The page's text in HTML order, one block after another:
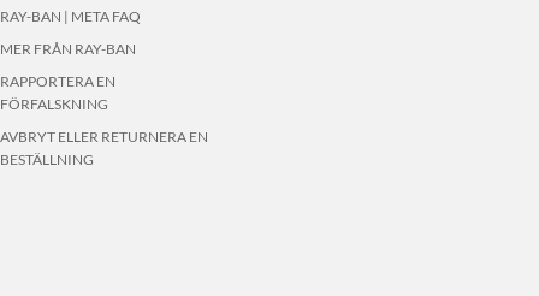
RAY-BAN | META FAQ
MER FRÅN RAY-BAN
RAPPORTERA EN
FÖRFALSKNING
AVBRYT ELLER RETURNERA EN
BESTÄLLNING